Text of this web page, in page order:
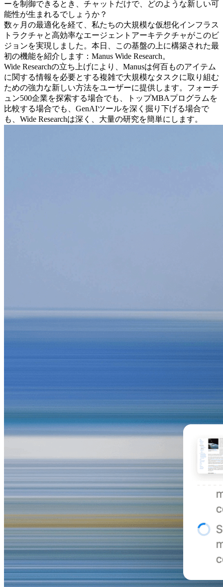
ーを制御できる とき、チャットだけで、どのような新しい可
能性が生まれるでしょうか？
数ヶ月の最適化を経て、私たちの大規模な仮想化インフラス
トラクチャと高効率なエージェントアーキテクチャがこのビ
ジョンを実現しました。本日、この基盤の上に構築された最
初の機能を紹介します： Manus Wide Research。
Wide Researchの立ち上げにより、Manusは何百ものアイテム
に関する情報を必要とする複雑で大規模なタスクに取り組む
ための強力な新しい方法をユーザーに提供します。フォーチ
ュン500企業を探索する場合でも、トップMBAプログラムを
比較する場合でも、GenAIツールを深く掘り下げる場合で
も、Wide Researchは深く、大量の研究を簡単にします。